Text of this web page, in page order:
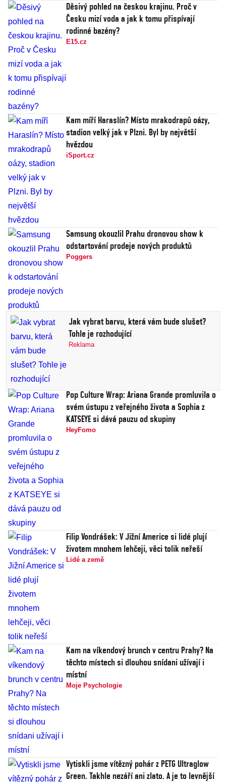
Děsivý pohled na českou krajinu. Proč v
Česku mizí voda a jak k tomu přispívají
rodinné bazény?
E15.cz
Kam míří Haraslín? Místo mrakodrapů oázy,
stadion velký jak v Plzni. Byl by největší
hvězdou
iSport.cz
Samsung okouzlil Prahu dronovou show k
odstartování prodeje nových produktů
Poggers
Jak vybrat barvu, která vám bude slušet?
Tohle je rozhodující
Reklama
Pop Culture Wrap: Ariana Grande promluvila o
svém ústupu z veřejného života a Sophia z
KATSEYE si dává pauzu od skupiny
HeyFomo
Filip Vondrášek: V Jižní Americe si lidé plují
životem mnohem lehčeji, věci tolik neřeší
Lidé a země
Kam na víkendový brunch v centru Prahy? Na
těchto místech si dlouhou snídani užívají i
místní
Moje Psychologie
Vytiskli jsme vítězný pohár z PETG Ultraglow
Green. Takhle nezáří ani zlato. A je to levnější